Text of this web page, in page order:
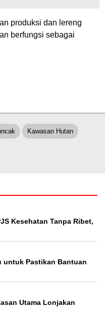
produksi dan lereng
berfungsi sebagai
Kawasan Hutan
Kesehatan Tanpa Ribet,
untuk Pastikan Bantuan
Utama Lonjakan